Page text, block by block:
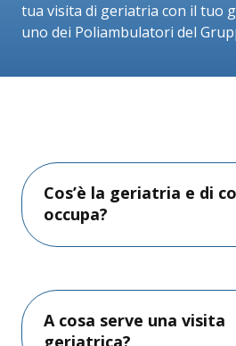
tua visita di geriatria con il tuo
uno dei Poliambulatori del
Cos’è la geriatria e di
occupa?
A cosa serve una visita
geriatrica?